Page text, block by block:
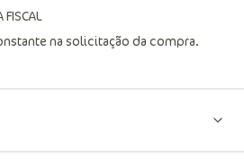
FISCAL
na solicitação da compra.